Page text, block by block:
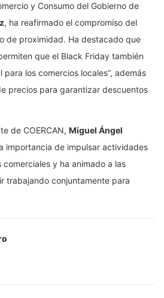
y Consumo del Gobierno de
, ha reafirmado el compromiso del
de proximidad. Ha destacado que
que el Black Friday también
los comercios locales”, además
precios para garantizar descuentos
de COERCAN, Miguel Ángel
importancia de impulsar actividades
y ha animado a las
trabajando conjuntamente para